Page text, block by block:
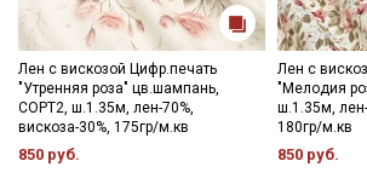
Лен с вискозой Цифр.печать
"Утренняя роза" цв.шампань,
СОРТ2, ш.1.35м, лен-70%,
вискоза-30%, 175гр/м.кв
850 руб.
Лен с
"Мелодия
ш.1.35м,
180гр/м.кв
850 руб.